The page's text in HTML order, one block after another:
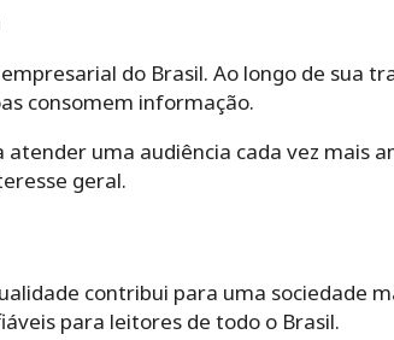
do Brasil. Ao longo de sua
consomem informação.
uma audiência cada vez mais
geral.
contribui para uma sociedade
para leitores de todo o Brasil.